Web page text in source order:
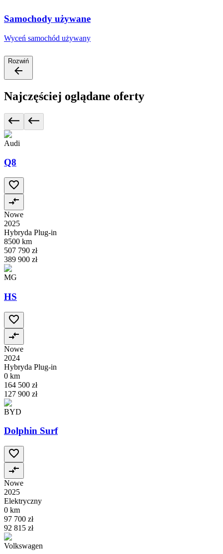
Samochody używane
Wyceń samochód używany
Rozwiń
Najczęściej oglądane oferty
Audi
Q8
Nowe
2025
Hybryda Plug-in
8500 km
507 790 zł
389 900 zł
MG
HS
Nowe
2024
Hybryda Plug-in
0 km
164 500 zł
127 900 zł
BYD
Dolphin Surf
Nowe
2025
Elektryczny
0 km
97 700 zł
92 815 zł
Volkswagen